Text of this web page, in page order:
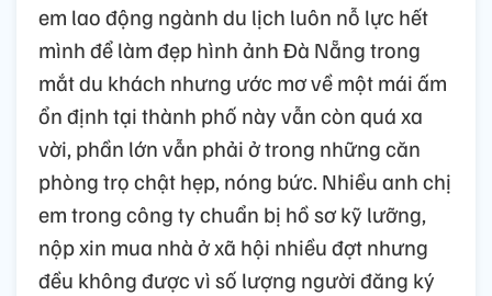
em lao động ngành du lịch luôn nỗ lực hết
mình để làm đẹp hình ảnh Đà Nẵng trong
mắt du khách nhưng ước mơ về một mái ấm
ổn định tại thành phố này vẫn còn quá xa
vời, phần lớn vẫn phải ở trong những căn
phòng trọ chật hẹp, nóng bức. Nhiều anh chị
em trong công ty chuẩn bị hồ sơ kỹ lưỡng,
nộp xin mua nhà ở xã hội nhiều đợt nhưng
đều không được vì số lượng người đăng ký